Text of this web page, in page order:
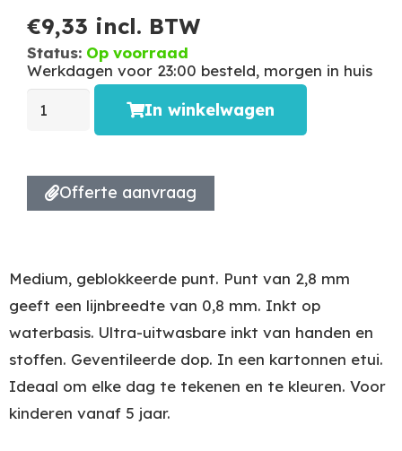
€9,33 incl. BTW
Status: Op voorraad
Werkdagen voor 23:00 besteld, morgen in huis
In winkelwagen
Offerte aanvraag
Medium, geblokkeerde punt. Punt van 2,8 mm
geeft een lijnbreedte van 0,8 mm. Inkt op
waterbasis. Ultra-uitwasbare inkt van handen en
stoffen. Geventileerde dop. In een kartonnen etui.
Ideaal om elke dag te tekenen en te kleuren. Voor
kinderen vanaf 5 jaar.